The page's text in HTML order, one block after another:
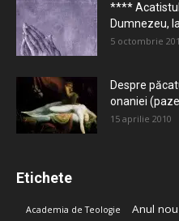
****
Dumnezeu,
5 octombrie
Despre
onaniei
15 aprilie 2010
Etichete
Academia de Teologie Anul nou